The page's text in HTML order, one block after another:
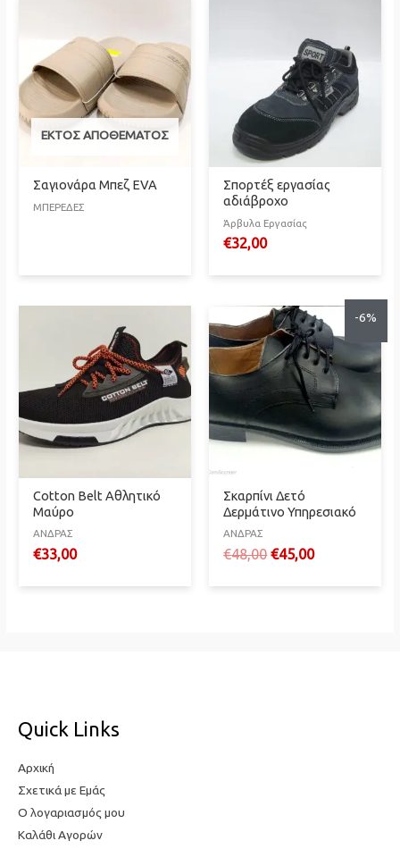
ΕΚΤΌΣ ΑΠΟΘΈΜΑΤΟΣ
Σαγιονάρα Μπεζ EVA
ΜΠΕΡΕΔΕΣ
Σπορτέξ εργασίας
αδιάβροχο
Άρβυλα Εργασίας
€32,00
Cotton Belt Αθλητικό
Μαύρο
ΑΝΔΡΑΣ
€33,00
-6%
Σκαρπίνι Δετό
Δερμάτινο Υπηρεσιακό
ΑΝΔΡΑΣ
€48,00Original
was:
€45,00Η
τιμή
Quick Links
Αρχική
Σχετικά με Εμάς
Ο λογαριασμός μου
Καλάθι Αγορών